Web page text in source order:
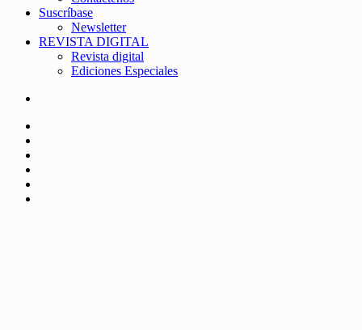
Suscríbase
Newsletter
REVISTA DIGITAL
Revista digital
Ediciones Especiales